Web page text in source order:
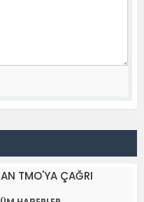
TMO'YA ÇAĞRI